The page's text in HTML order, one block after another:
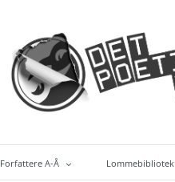
Forfattere A-Å Lommebibliotek